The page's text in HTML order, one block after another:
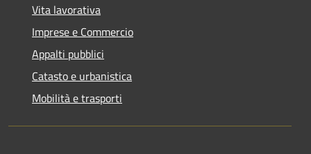
Vita lavorativa
Imprese e Commercio
Appalti pubblici
Catasto e urbanistica
Mobilità e trasporti